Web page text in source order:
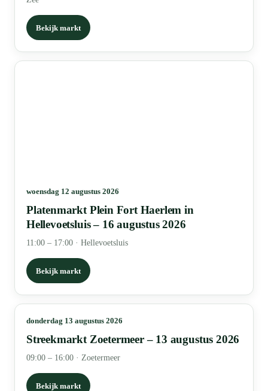
Bekijk markt
woensdag 12 augustus 2026
Platenmarkt Plein Fort Haerlem in
Hellevoetsluis – 16 augustus 2026
11:00 – 17:00 · Hellevoetsluis
Bekijk markt
donderdag 13 augustus 2026
Streekmarkt Zoetermeer – 13 augustus 2026
09:00 – 16:00 · Zoetermeer
Bekijk markt